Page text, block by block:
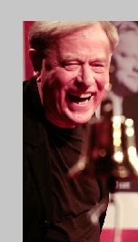
Das
Das
Das